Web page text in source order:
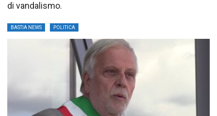
di vandalismo.
BASTIA NEWS POLITICA